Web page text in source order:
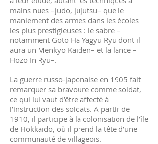
mains nues –judo, jujutsu– que le
maniement des armes dans les écoles
les plus prestigieuses : le sabre –
notamment Goto Ha Yagyu Ryu dont il
aura un Menkyo Kaiden– et la lance –
Hozo In Ryu–.
La guerre russo-japonaise en 1905 fait
remarquer sa bravoure comme soldat,
ce qui lui vaut d’être affecté à
l’instruction des soldats. A partir de
1910, il participe à la colonisation de l’île
de Hokkaïdo, où il prend la tête d’une
communauté de villageois.